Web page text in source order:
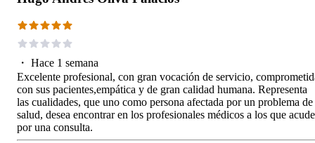
・ Hace 1 semana
Excelente profesional, con gran vocación de servicio,
con sus pacientes,empática y de gran calidad humana. Representa
las cualidades, que uno como persona afectada por un problema de
salud, desea encontrar en los profesionales médicos a los que acude
por una consulta.